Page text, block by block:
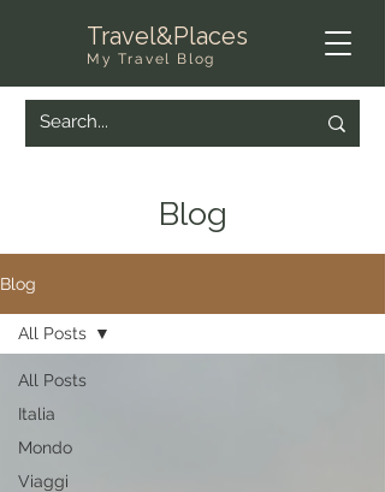
Travel&Places
My Travel Blog
Blog
Blog
All Posts
Italia
Mondo
Viaggi
All Posts